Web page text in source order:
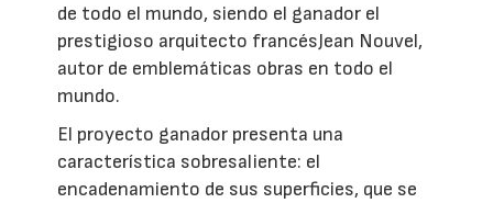
de todo el mundo, siendo el ganador el
prestigioso arquitecto francésJean Nouvel,
autor de emblemáticas obras en todo el
mundo.
El proyecto ganador presenta una
característica sobresaliente: el
encadenamiento de sus superficies, que se